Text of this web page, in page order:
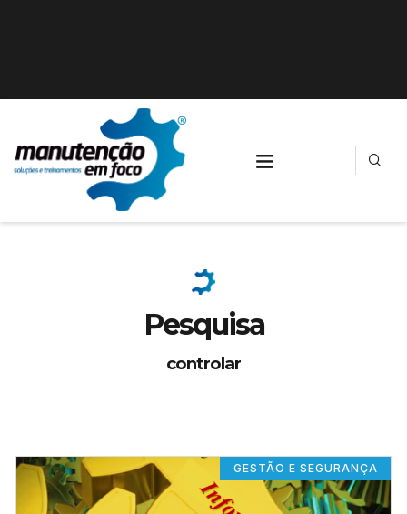
Pesquisa
controlar
GESTÃO E SEGURANÇA